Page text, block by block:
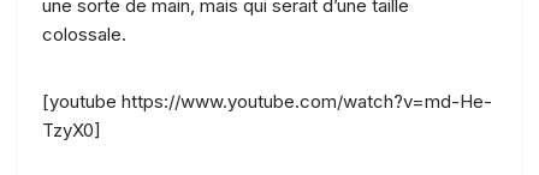
une sorte de main, mais qui serait d’une taille
colossale.
[youtube https://www.youtube.com/watch?v=md-He-
TzyX0]